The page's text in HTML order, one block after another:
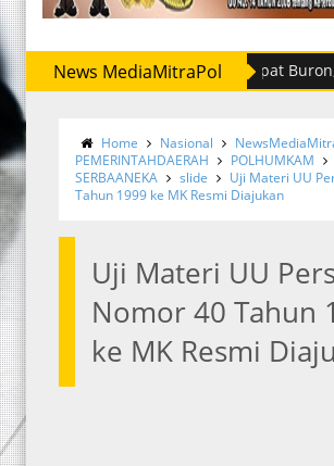
News MediaMitraPolSempat Buron, Sat
Sabu dan Ekstasi
Home Nasional
PEMERINTAHDAERAH
POLHUMKAM
SERBAANEKA
slide
Uji Materi UU
Tahun 1999 ke MK Resmi Diajukan
Uji Materi UU
Nomor 40 Tahun
ke MK Resmi